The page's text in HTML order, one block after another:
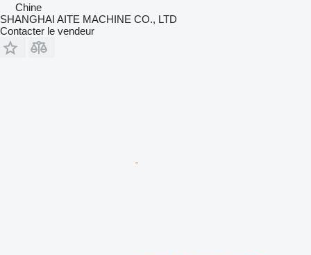
Chine
SHANGHAI AITE MACHINE CO., LTD
Contacter le vendeur